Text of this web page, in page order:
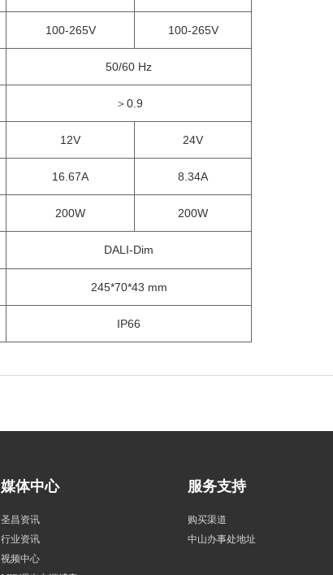
100-265V 100-265V
50/60 Hz
＞0.9
12V 24V
16.67A 8.34A
200W 200W
DALI-Dim
245*70*43 mm
IP66
媒体中心
圣昌资讯
行业资讯
视频中心
服务支持
购买渠道
中山办事处地址